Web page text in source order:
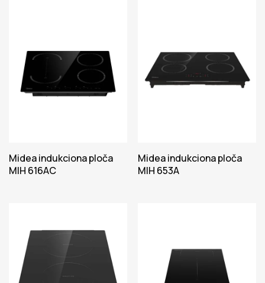
Midea indukciona ploča
MIH 616AC
Midea indukciona ploča
MIH 653A